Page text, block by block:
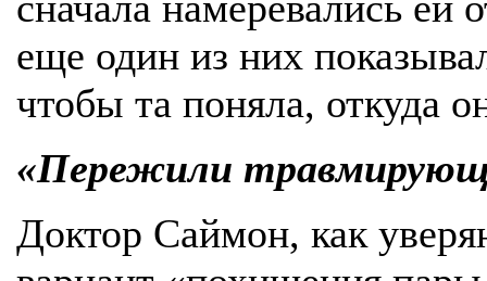
еще один из них
чтобы та поняла, откуда
«Пережили
Доктор Саймон, как